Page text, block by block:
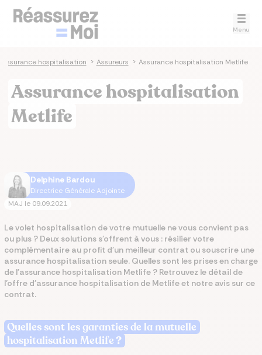
Menu
Assurance hospitalisation > Assureurs > Assurance hospitalisation Metlife
Assurance hospitalisation
Metlife
Delphine Bardou
Directrice Générale Adjointe
MAJ le 09.09.2021
Le volet hospitalisation de votre mutuelle ne vous convient pas
ou plus ? Deux solutions s'offrent à vous : résilier votre
complémentaire au profit d'un meilleur contrat ou souscrire une
assurance hospitalisation seule. Quelles sont les prises en charge
de l'assurance hospitalisation Metlife ? Retrouvez le détail de
l'offre d'assurance hospitalisation de Metlife et notre avis sur ce
contrat.
Quelles sont les garanties de la mutuelle
hospitalisation Metlife?